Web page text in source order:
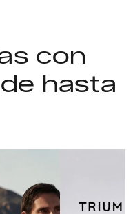
con
hasta